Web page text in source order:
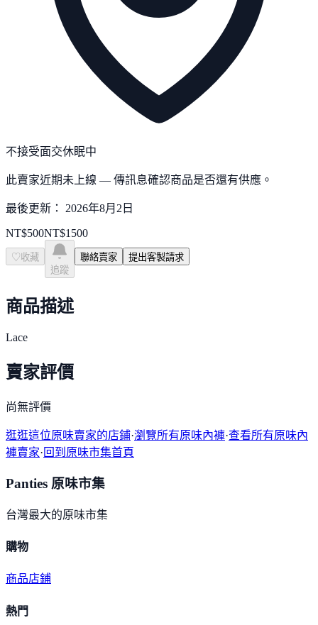
不接受面交休眠中
此賣家近期未上線 — 傳訊息確認商品是否還有供應。
最後更新： 2026年8月2日
NT$500NT$1500
♡ 收藏
追蹤
聯絡賣家 提出客製請求
商品描述
Lace
賣家評價
尚無評價
逛逛這位原味賣家的店鋪·瀏覽所有原味內褲·查看所有原味內
褲賣家·回到原味市集首頁
Panties 原味市集
台灣最大的原味市集
購物
商品店鋪
熱門